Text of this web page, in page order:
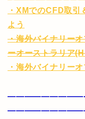
・XMでのCFD取
よう
・海外バイナリー
ーオーストラリア
・海外バイナリー
—————————-